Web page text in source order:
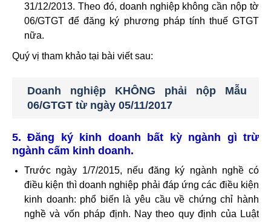
31/12/2013. Theo đó, doanh nghiệp không cần nộp tờ
06/GTGT để đăng ký phương pháp tính thuế GTGT
nữa.
Quý vị tham khảo tại bài viết sau:
Doanh nghiệp KHÔNG phải nộp Mẫu
06/GTGT từ ngày 05/11/2017
5. Đăng ký kinh doanh bất kỳ ngành gì trừ
ngành cấm kinh doanh.
Trước ngày 1/7/2015, nếu đăng ký ngành nghề có
điều kiện thì doanh nghiệp phải đáp ứng các điều kiện
kinh doanh: phổ biến là yêu cầu về chứng chỉ hành
nghề và vốn pháp định. Nay theo quy định của Luật